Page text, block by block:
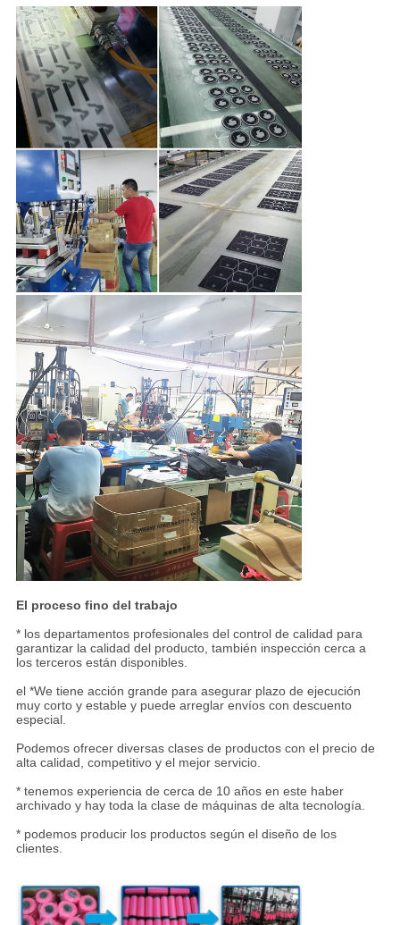
El proceso fino del trabajo
* los departamentos profesionales del control de calidad para
garantizar la calidad del producto, también inspección cerca a
los terceros están disponibles.
el *We tiene acción grande para asegurar plazo de ejecución
muy corto y estable y puede arreglar envíos con descuento
especial.
Podemos ofrecer diversas clases de productos con el precio de
alta calidad, competitivo y el mejor servicio.
* tenemos experiencia de cerca de 10 años en este haber
archivado y hay toda la clase de máquinas de alta tecnología.
* podemos producir los productos según el diseño de los
clientes.